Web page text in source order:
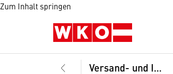
Zum Inhalt springen
Versand- und Internethandel